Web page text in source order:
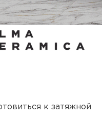
к затяжной